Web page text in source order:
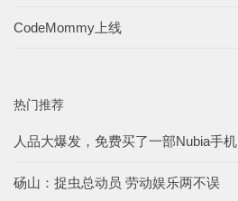
CodeMommy上线
热门推荐
人品大爆发，免费买了一部Nubia手机
砀山：捉虫总动员 劳动娱乐两不误